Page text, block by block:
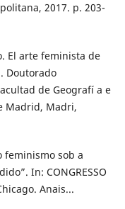
2017. p. 203-
El arte feminista de
Doutorado
de Geografí a e
Madrid, Madri,
feminismo sob a
In: CONGRESSO
Anais...